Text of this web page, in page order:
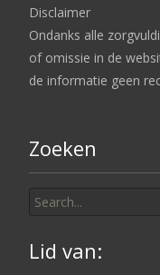
Disclaimer
Ondanks alle
of omissie in de
de informatie geen
Zoeken
for:
Lid van: